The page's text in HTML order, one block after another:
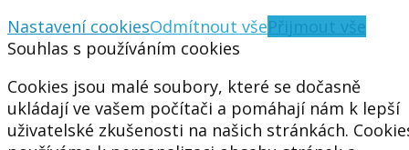
Nastavení cookiesOdmítnout všePřijmout vše
Souhlas s používáním cookies
Cookies jsou malé soubory, které se dočasně
ukládají ve vašem počítači a pomáhají nám k lepší
uživatelské zkušenosti na našich stránkách.